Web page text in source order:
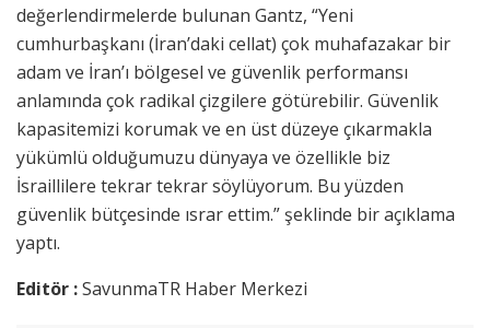
değerlendirmelerde bulunan Gantz, “Yeni
cumhurbaşkanı (İran’daki cellat) çok muhafazakar bir
adam ve İran’ı bölgesel ve güvenlik performansı
anlamında çok radikal çizgilere götürebilir. Güvenlik
kapasitemizi korumak ve en üst düzeye çıkarmakla
yükümlü olduğumuzu dünyaya ve özellikle biz
İsraillilere tekrar tekrar söylüyorum. Bu yüzden
güvenlik bütçesinde ısrar ettim.” şeklinde bir açıklama
yaptı.
Editör :SavunmaTR Haber Merkezi